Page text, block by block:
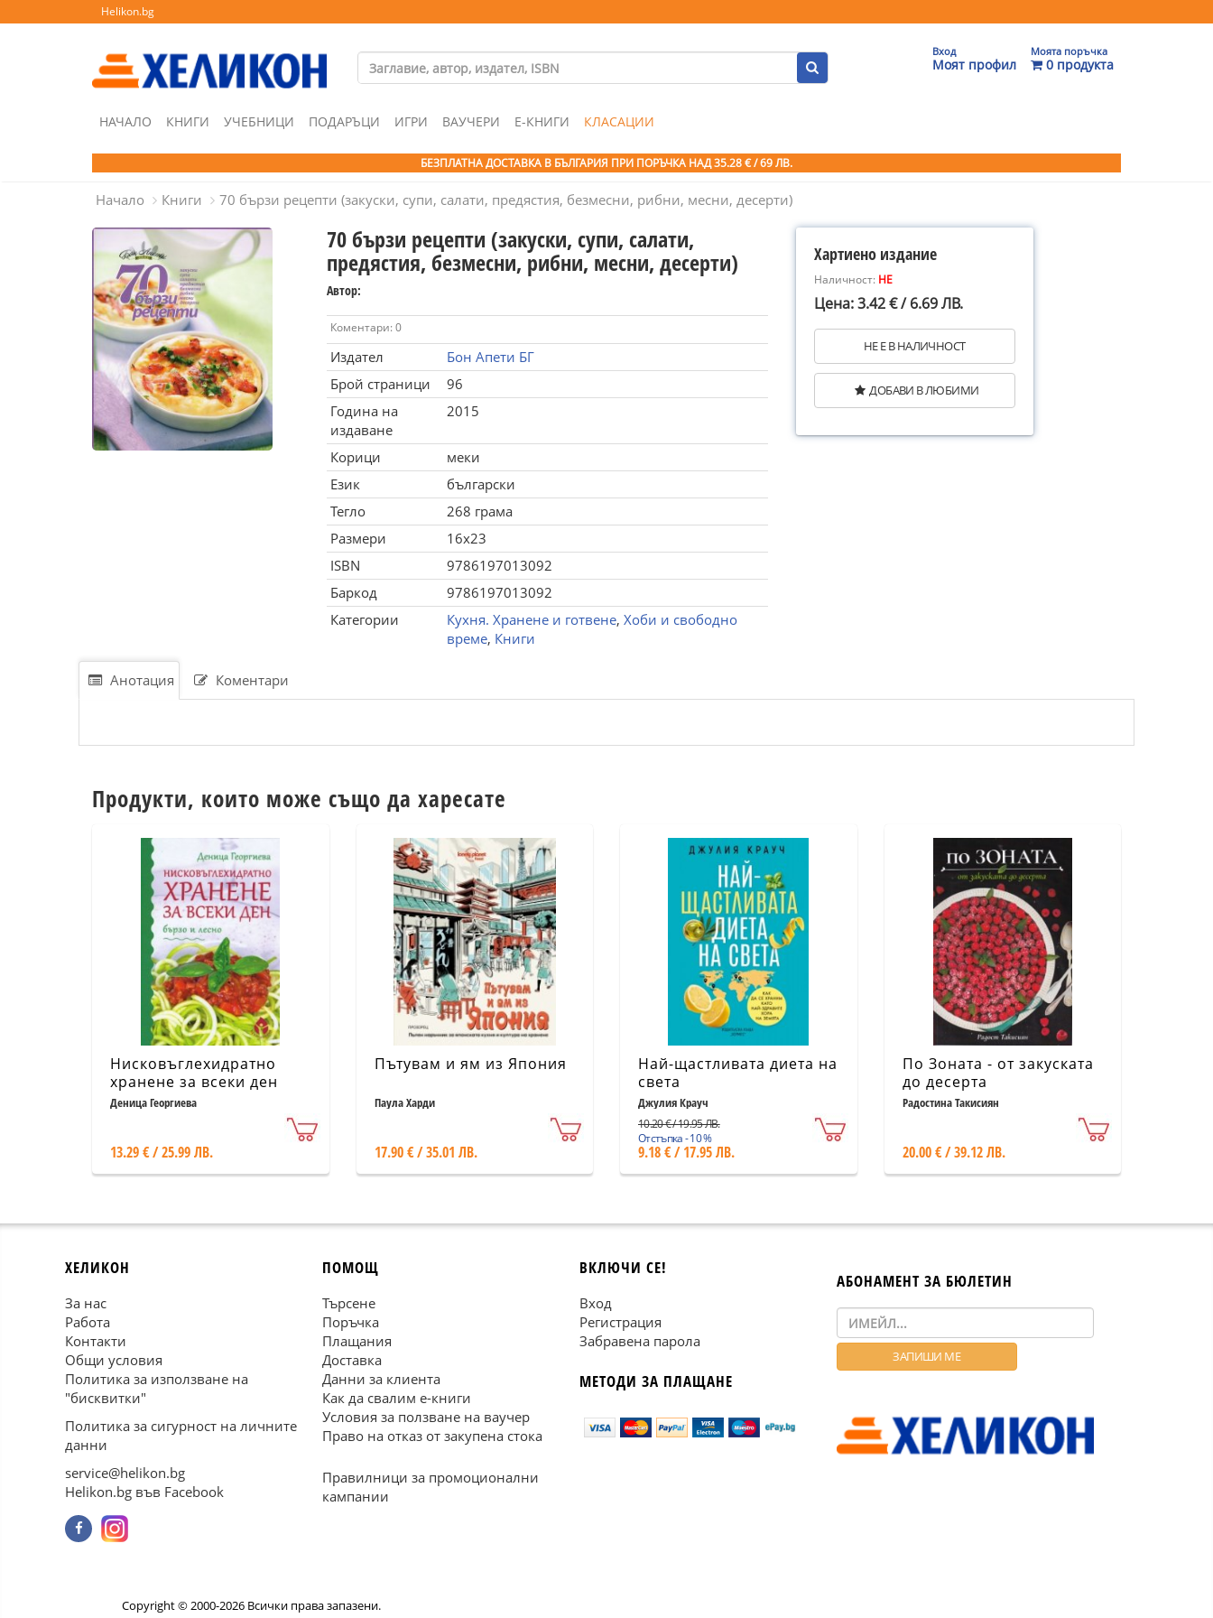
Helikon.bg
Вход
Моят профил
Моята поръчка
0 продукта
НАЧАЛО КНИГИ УЧЕБНИЦИ ПОДАРЪЦИ ИГРИ ВАУЧЕРИ Е-КНИГИ КЛАСАЦИИ
БЕЗПЛАТНА ДОСТАВКА В БЪЛГАРИЯ ПРИ ПОРЪЧКА НАД 35.28 € / 69 ЛВ.
Начало Книги 70 бързи рецепти (закуски, супи, салати, предястия, безмесни, рибни, месни, десерти)
70 бързи рецепти (закуски, супи, салати,
предястия, безмесни, рибни, месни, десерти)
Автор:
Коментари: 0
Издател
Бон Апети БГ
Брой страници
96
Година на
издаване
2015
Корици
меки
Език
български
Тегло
268 грама
Размери
16x23
ISBN
9786197013092
Баркод
9786197013092
Категории
Кухня. Хранене и готвене, Хоби и свободно
време, Книги
Хартиено издание
Наличност: НЕ
Цена: 3.42 € / 6.69 ЛВ.
НЕ Е В НАЛИЧНОСТ
ДОБАВИ В ЛЮБИМИ
Анотация Коментари
Продукти, които може също да харесате
Нисковъглехидратно
хранене за всеки ден
Деница Георгиева
13.29 € / 25.99 ЛВ.
Пътувам и ям из Япония
Паула Харди
17.90 € / 35.01 ЛВ.
Най-щастливата диета на
света
Джулия Крауч
10.20 € / 19.95 ЛВ.
Отстъпка - 10 %
9.18 € / 17.95 ЛВ.
По Зоната - от закуската
до десерта
Радостина Такисиян
20.00 € / 39.12 ЛВ.
ХЕЛИКОН
За нас
Работа
Контакти
Общи условия
Политика за използване на
"бисквитки"
Политика за сигурност на личните
данни
service@helikon.bg
Helikon.bg във Facebook
ПОМОЩ
Търсене
Поръчка
Плащания
Доставка
Данни за клиента
Как да свалим е-книги
Условия за ползване на ваучер
Право на отказ от закупена стока
Правилници за промоционални
кампании
ВКЛЮЧИ СЕ!
Вход
Регистрация
Забравена парола
МЕТОДИ ЗА ПЛАЩАНЕ
АБОНАМЕНТ ЗА БЮЛЕТИН
Copyright © 2000-2026 Всички права запазени.